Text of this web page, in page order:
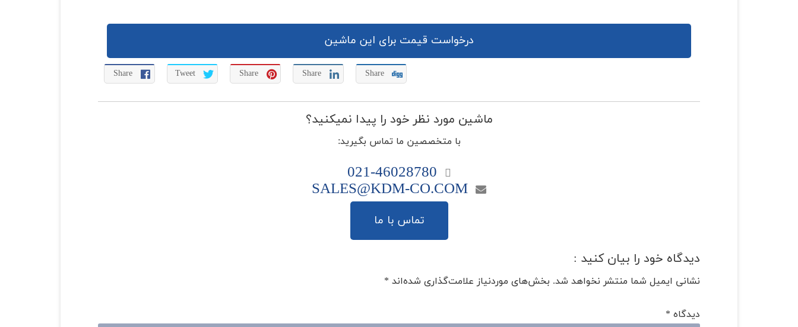
درخواست قیمت برای این ماشین
Share Tweet Share Share Share
ماشین مورد نظر خود را پیدا نمیکنید؟
با متخصصین ما تماس بگیرید:
تماس با ما
دیدگاه خود را بیان کنید :
نشانی ایمیل شما منتشر نخواهد شد. بخش‌های موردنیاز علامت‌گذاری شده‌اند *
دیدگاه *